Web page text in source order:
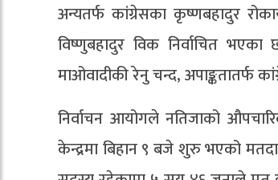
अन्यतर्फ कांग्रेसका कृष्णबहादुर
विष्णुबहादुर विक निर्वाचित
माओवादीकी रेनु चन्द, अपाङ्कतातर्फ
निर्वाचन आयोगले नतिजाको
केन्द्रमा बिहान ९ बजे शुरु भएको